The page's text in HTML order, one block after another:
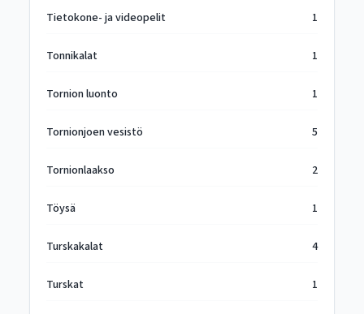
Tietokone- ja videopelit 1
Tonnikalat 1
Tornion luonto 1
Tornionjoen vesistö 5
Tornionlaakso 2
Töysä 1
Turskakalat 4
Turskat 1